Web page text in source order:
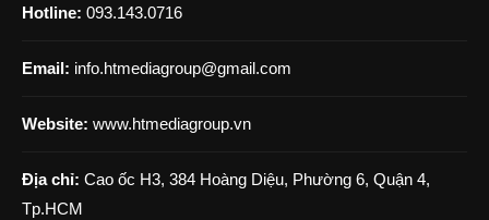
Hotline: 093.143.0716
Email: info.htmediagroup@gmail.com
Website: www.htmediagroup.vn
Địa chỉ: Cao ốc H3, 384 Hoàng Diệu, Phường 6, Quận 4,
Tp.HCM